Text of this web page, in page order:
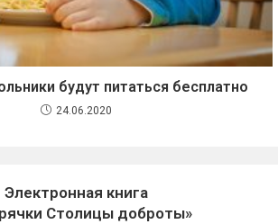
будут питаться бесплатно
24.06.2020
Электронная книга
Столицы доброты»